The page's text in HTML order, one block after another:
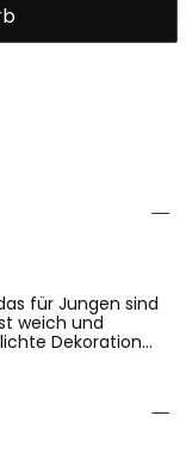
für Jungen sind
weich und
Dekoration
modernen und
Sie sind ein
für den
ideal für